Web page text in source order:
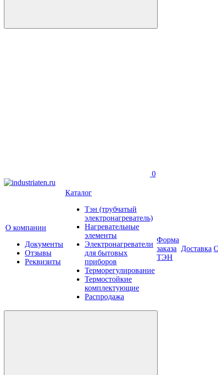
0
О компании
Документы
Отзывы
Реквизиты
Каталог
Тэн (трубчатый
электронагреватель)
Нагревательные
элементы
Электронагреватели
для бытовых
приборов
Терморегулирование
Термостойкие
комплектующие
Распродажа
Форма
заказа
ТЭН
Доставка